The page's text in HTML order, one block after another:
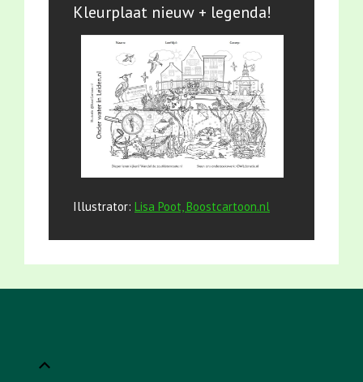
Kleurplaat nieuw + legenda!
Illustrator: Lisa Poot, Boostcartoon.nl